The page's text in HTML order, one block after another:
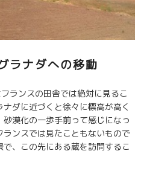
砂状の土壌にはやって来ないと
畑では１５０年を超すフラン・
生きている。 でも、こんな危険
った量の区画を、台木なしで植
ラナダへの移動
ランスの田舎では絶対に見るこ
ダに近づくと徐々に標高が高く
漠化の一歩手前って感じになっ
ンスでは見たこともないもので
、この先にある蔵を訪問するこ
ぱり、違う世界を見るのは楽し